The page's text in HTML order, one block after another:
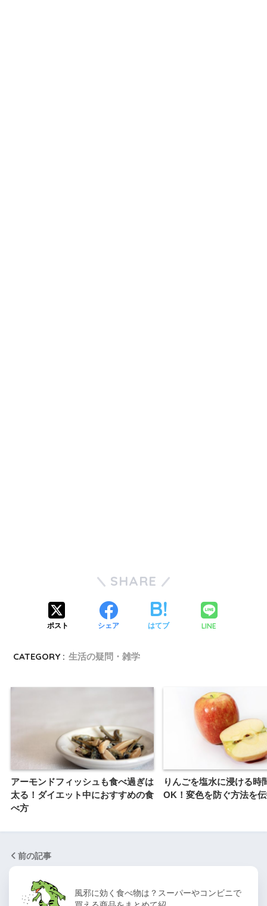
SHARE
ポスト シェア はてブ LINE
CATEGORY : 生活の疑問・雑学
アーモンドフィッシュも食べ過ぎは
太る！ダイエット中におすすめの食
べ方
りんごを塩水に浸ける時
OK！変色を防ぐ方法を
前の記事
風邪に効く食べ物は？スーパーやコンビニで